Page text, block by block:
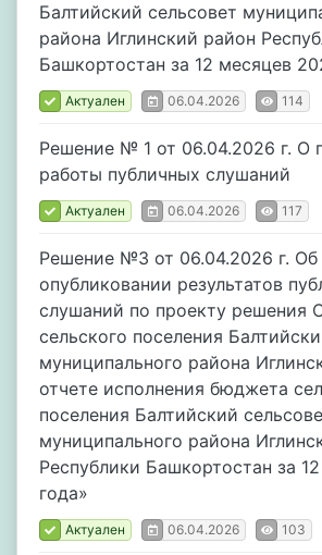
Балтийский сельсовет
района Иглинский район
Башкортостан за 12 месяцев
Актуален 06.04.2026 114
Решение № 1 от 06.04.2026 г. О
работы публичных слушаний
Актуален 06.04.2026 117
Решение №3 от 06.04.2026 г. Об
опубликовании результатов
слушаний по проекту решения
сельского поселения
муниципального района
отчете исполнения бюджета
поселения Балтийский
муниципального района
Республики Башкортостан за
года»
Актуален 06.04.2026 103